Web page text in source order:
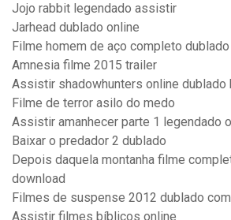
Jojo rabbit legendado assistir
Jarhead dublado online
Filme homem de aço completo
Amnesia filme 2015 trailer
Assistir shadowhunters online dublado
Filme de terror asilo do medo
Assistir amanhecer parte 1 legendado
Baixar o predador 2 dublado
Depois daquela montanha filme
download
Filmes de suspense 2012 dublado
Assistir filmes bíblicos online